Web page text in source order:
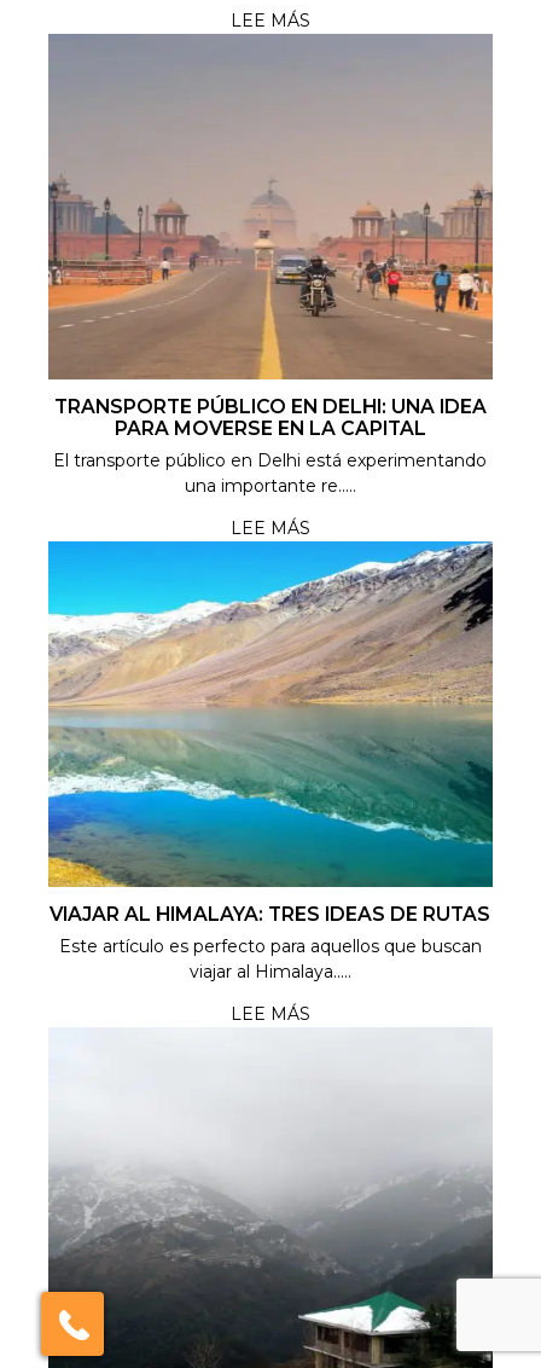
LEE MÁS
TRANSPORTE PÚBLICO EN DELHI: UNA IDEA
PARA MOVERSE EN LA CAPITAL
El transporte público en Delhi está experimentando
una importante re.....
LEE MÁS
VIAJAR AL HIMALAYA: TRES IDEAS DE RUTAS
Este artículo es perfecto para aquellos que buscan
viajar al Himalaya.....
LEE MÁS
×
Click here to schedule